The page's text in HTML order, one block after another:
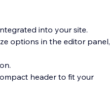
into your site.
options in the editor panel,
header to fit your